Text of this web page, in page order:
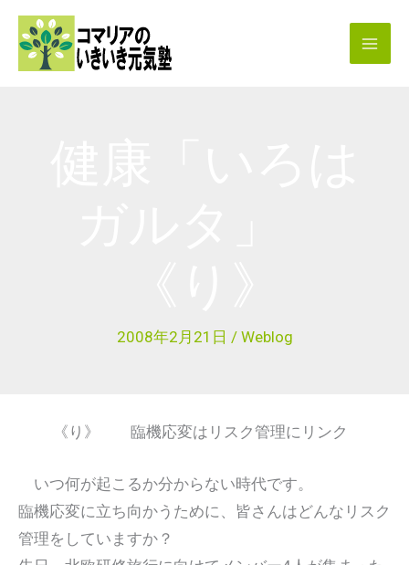
2008年2月21日 / Weblog
《り》 臨機応変はリスク管理にリンク
いつ何が起こるか分からない時代です。
臨機応変に立ち向かうために、皆さんはどんなリスク
管理をしていますか？